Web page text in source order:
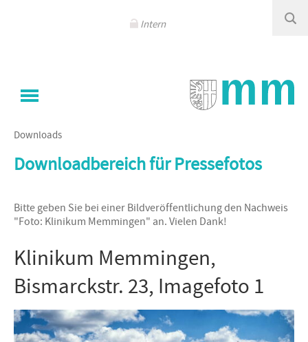
Intern
Downloads
Downloadbereich für Pressefotos
Bitte geben Sie bei einer Bildveröffentlichung den Nachweis
"Foto: Klinikum Memmingen" an. Vielen Dank!
Klinikum Memmingen,
Bismarckstr. 23, Imagefoto 1